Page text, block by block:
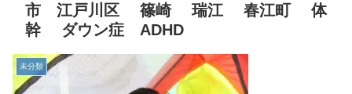
市 江戸川区 篠崎 瑞江 春江町 体
幹 ダウン症 ADHD
未分類